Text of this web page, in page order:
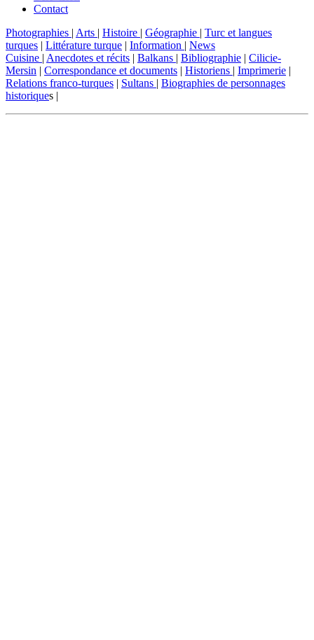
Contact
Photographies | Arts | Histoire | Géographie | Turc et langues
turques | Littérature turque | Information | News
Cuisine | Anecdotes et récits | Balkans | Bibliographie | Cilicie-
Mersin | Correspondance et documents | Historiens | Imprimerie |
Relations franco-turques | Sultans | Biographies de personnages
historiques |